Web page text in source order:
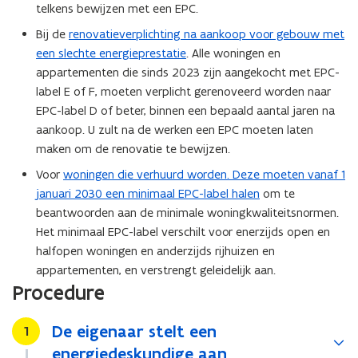
telkens bewijzen met een EPC.
Bij de renovatieverplichting na aankoop voor gebouw met
een slechte energieprestatie. Alle woningen en
appartementen die sinds 2023 zijn aangekocht met EPC-
label E of F, moeten verplicht gerenoveerd worden naar
EPC-label D of beter, binnen een bepaald aantal jaren na
aankoop. U zult na de werken een EPC moeten laten
maken om de renovatie te bewijzen.
Voor woningen die verhuurd worden. Deze moeten vanaf 1
januari 2030 een minimaal EPC-label halen om te
beantwoorden aan de minimale woningkwaliteitsnormen.
Het minimaal EPC-label verschilt voor enerzijds open en
halfopen woningen en anderzijds rijhuizen en
appartementen, en verstrengt geleidelijk aan.
Procedure
Stap
1
De eigenaar stelt een
energiedeskundige aan